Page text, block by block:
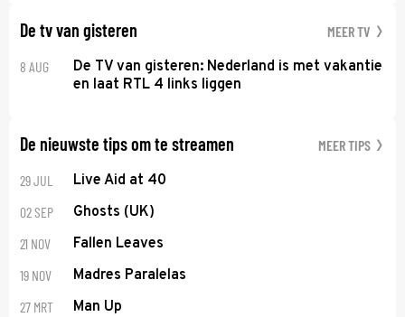
De tv van gisteren MEER TV
8 AUG
De TV van gisteren: Nederland is met vakantie
en laat RTL 4 links liggen
De nieuwste tips om te streamen MEER TIPS
29 JUL Live Aid at 40
02 SEP Ghosts (UK)
21 NOV Fallen Leaves
19 NOV Madres Paralelas
27 MRT Man Up